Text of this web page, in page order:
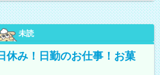
未読
休み！日勤のお仕事！お菓